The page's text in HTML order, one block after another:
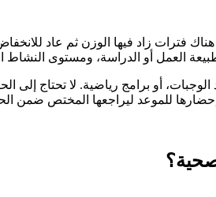
فترات زاد فيها الوزن ثم عاد
العمل أو الدراسة، ومستوى النشاط
أو برامج رياضية. لا تحتاج إلى
للموعد ليراجعها المختص ضمن